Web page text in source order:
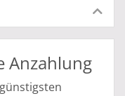
Anzahlung